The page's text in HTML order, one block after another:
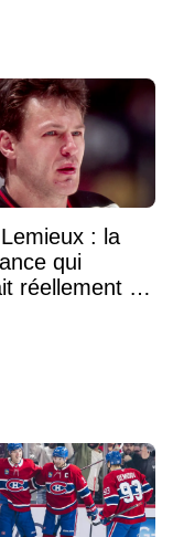
: la
qui
réellement sa